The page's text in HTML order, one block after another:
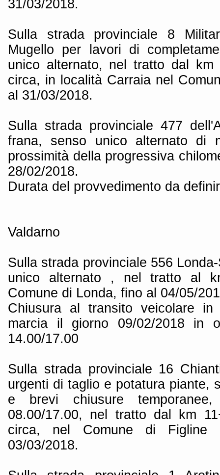
31/03/2018.
Sulla strada provinciale 8
Mugello per lavori di
unico alternato, nel tratto dal
circa, in località Carraia nel
al 31/03/2018.
Sulla strada provinciale 477
frana, senso unico alternato di
prossimità della progressiva
28/02/2018.
Durata del provvedimento da
Valdarno
Sulla strada provinciale 556
unico alternato , nel tratto al
Comune di Londa, fino al 04/05/
Chiusura al transito veicolare
marcia il giorno 09/02/2018 in
14.00/17.00
Sulla strada provinciale 16
urgenti di taglio e potatura piante,
e brevi chiusure
08.00/17.00, nel tratto dal km
circa, nel Comune di
03/03/2018.